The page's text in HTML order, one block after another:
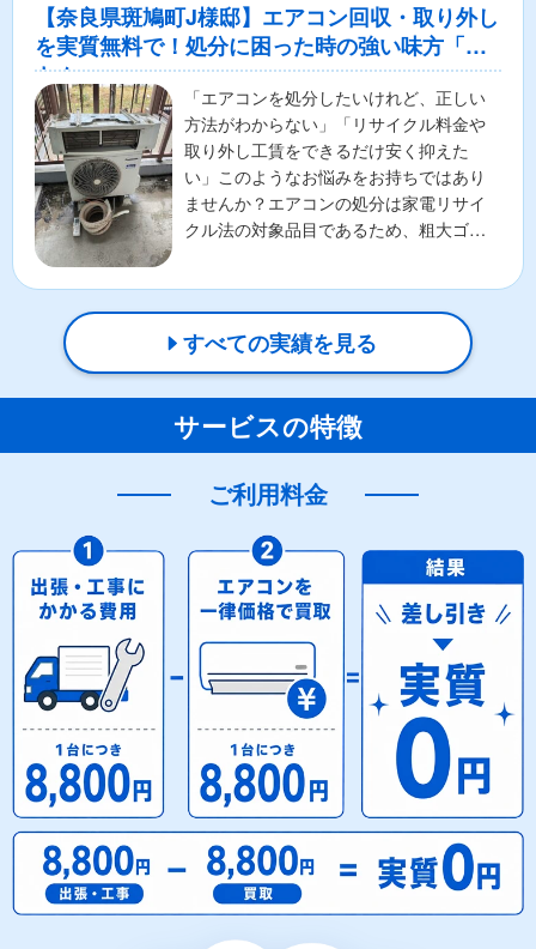
【奈良県斑鳩町J様邸】エアコン回収・取り外し
を実質無料で！処分に困った時の強い味方「ア
トム」
「エアコンを処分したいけれど、正しい
方法がわからない」「リサイクル料金や
取り外し工賃をできるだけ安く抑えた
い」このようなお悩みをお持ちではあり
ませんか？エアコンの処分は家電リサイ
クル法の対象品目であるため、粗大ゴミ
すべての実績を見る
サービスの特徴
ご利用料金